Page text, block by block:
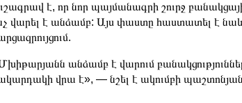
է, որ նոր պայմանագրի շուրջ
վարել է անձամբ: Այս փաստը հաստատել է
անձամբ է վարում
վրա է», — նշել է ակումբի